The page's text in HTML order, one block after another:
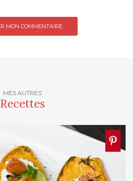
MES AUTRES
Recettes